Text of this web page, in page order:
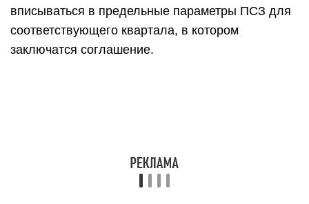
вписываться в предельные параметры ПСЗ для
соответствующего квартала, в котором
заключатся соглашение.
входят не только комиссии за пользование
заемными средствами, с применением